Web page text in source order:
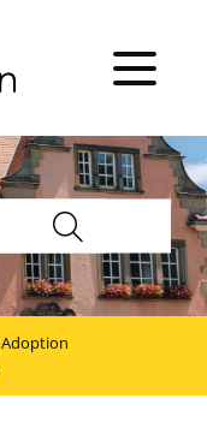
Adoption